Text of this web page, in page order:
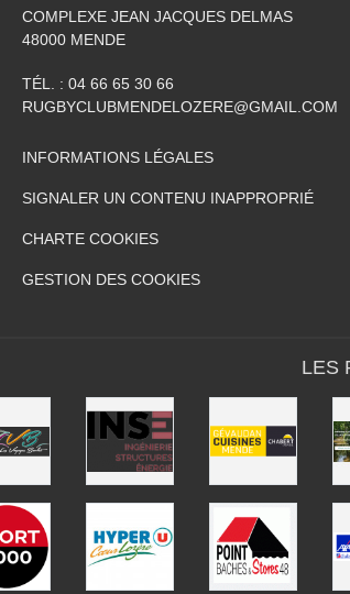
COMPLEXE JEAN JACQUES DELMAS
48000 MENDE
TÉL. : 04 66 65 30 66
RUGBYCLUBMENDELOZERE@GMAIL.COM
INFORMATIONS LÉGALES
SIGNALER UN CONTENU INAPPROPRIÉ
CHARTE COOKIES
GESTION DES COOKIES
LES